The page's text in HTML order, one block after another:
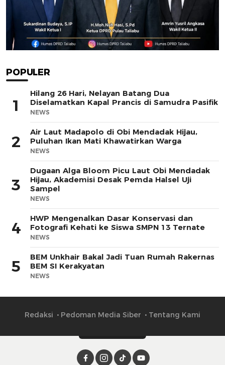
POPULER
1
Hilang 26 Hari, Nelayan Batang Dua
Diselamatkan Kapal Prancis di Samudra Pasifik
NEWS
2
Air Laut Madapolo di Obi Mendadak Hijau,
Puluhan Ikan Mati Khawatirkan Warga
NEWS
3
Dugaan Alga Bloom Picu Laut Obi Mendadak
Hijau, Akademisi Desak Pemda Halsel Uji
Sampel
NEWS
4
HWP Mengenalkan Dasar Konservasi dan
Fotografi Kehati ke Siswa SMPN 13 Ternate
NEWS
5
BEM Unkhair Bakal Jadi Tuan Rumah Rakernas
BEM SI Kerakyatan
NEWS
Redaksi Pedoman Media Siber Tentang Kami